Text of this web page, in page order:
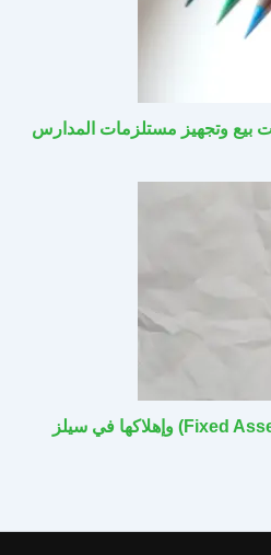
بيع وتجهيز مستلزمات المدارس
كيف تدير الأصول الثابتة (Fixed Assets) وإهلاكها في سيلز